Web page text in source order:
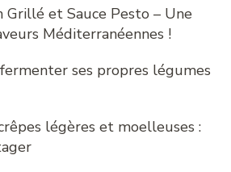
Grillé et Sauce Pesto – Une
Méditerranéennes !
ses propres légumes
légères et moelleuses :